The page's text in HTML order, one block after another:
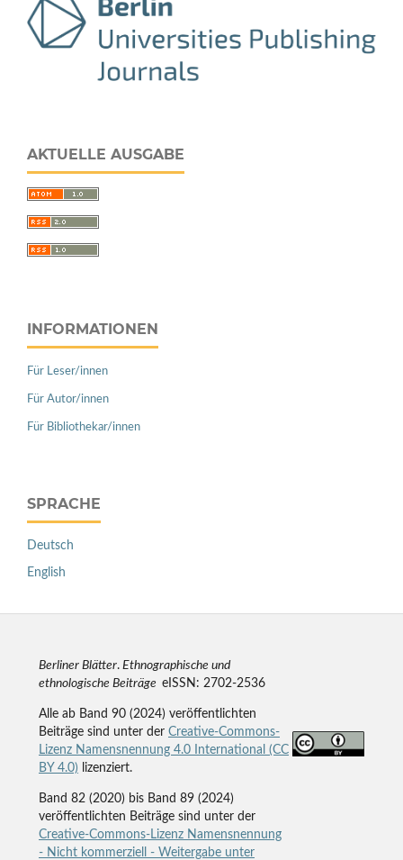
AKTUELLE AUSGABE
INFORMATIONEN
Für Leser/innen
Für Autor/innen
Für Bibliothekar/innen
SPRACHE
Deutsch
English
Berliner Blätter.Ethnographische und
ethnologische Beiträge eISSN: 2702-2536
Alle ab Band 90 (2024) veröffentlichten
Beiträge sind unter der Creative-Commons-
Lizenz Namensnennung 4.0 International (CC
BY 4.0) lizenziert.
Band 82 (2020) bis Band 89 (2024)
veröffentlichten Beiträge sind unter der
Creative-Commons-Lizenz Namensnennung
- Nicht kommerziell - Weitergabe unter